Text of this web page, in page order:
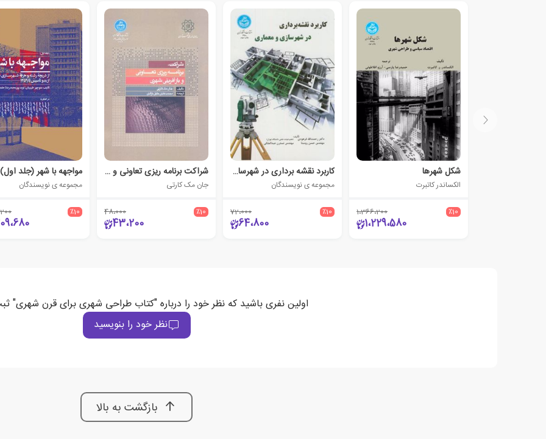
شکل شهرها
الکساندر کاتبرت
٪10 1،366،200
1،229،580
کاربرد نقشه برداری در شهرسازی و معماری
مجموعه ی نویسندگان
٪10 72،000
64،800
شراکت برنامه ریزی تعاونی و بازآفرینی شهری
جان مک کارتی
٪10 48،000
43،200
مواجهه با شهر (جلد اول)
مجموعه ی نویسندگان
٪10
اولین نفری باشید که نظر خود را درباره "کتاب طراحی شهری برای قرن شهری"
نظر خود را بنویسید
بازگشت به بالا